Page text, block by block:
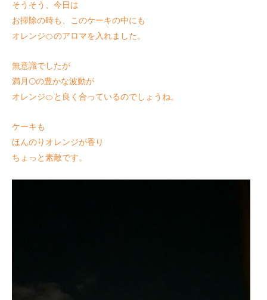
そうそう、今日は
お掃除の時も、このケーキの中にも
オレンジ🍊のアロマを入れました。
無意識でしたが
満月🌕の豊かな波動が
オレンジ🍊と良く合っているのでしょうね。
ケーキも
ほんのりオレンジが香り
ちょっと素敵です。